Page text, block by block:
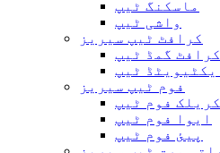
ماسکنگ ٹیپ
واشی ٹیپ
کرافٹ ٹیپ سیریز
کرافٹ گمڈ ٹیپ
ٹیپ
فوم ٹیپ سیریز
فوم ٹیپ
ایوا فوم ٹیپ
پیئ فوم ٹیپ